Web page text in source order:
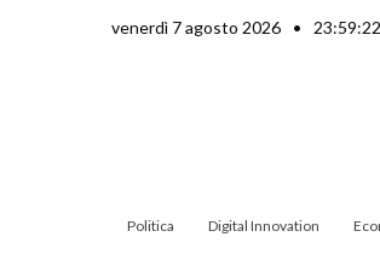
venerdì 7 agosto 2026 • 23:59:24
Politica Digital Innovation